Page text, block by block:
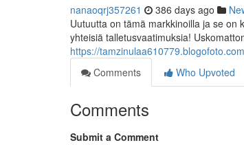
nanaoqrj357261 386 days ago
Uutuutta on tämä markkinoilla ja se on
yhteisiä talletusvaatimuksia!
https://
Comments
Who Upvoted
Comments
Submit a Comment